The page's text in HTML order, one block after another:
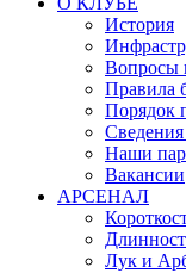
История
Вопросы
Правила
Порядок
Сведения
Наши
Вакансии
АРСЕНАЛ
Лук и